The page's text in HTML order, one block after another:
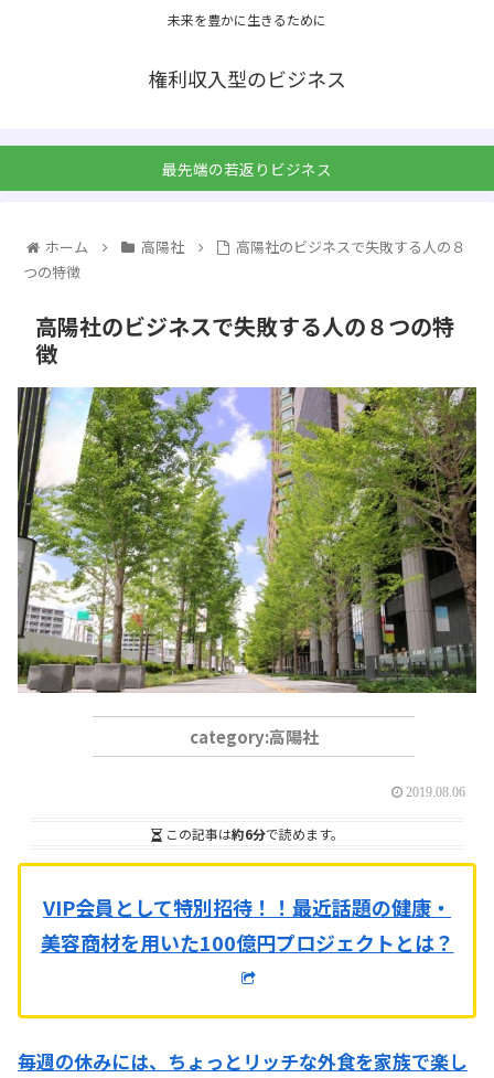
未来を豊かに生きるために
権利収入型のビジネス
最先端の若返りビジネス
ホーム 高陽社
高陽社のビジネスで失敗する人の８
つの特徴
高陽社のビジネスで失敗する人の８つの特
徴
高陽社
2019.08.06
この記事は約6分で読めます。
VIP会員として特別招待！！ 最近話題の健康・
美容商材を用いた100億円プロジェクトとは？
毎週の休みには、ちょっとリッチな外食を家族で楽し